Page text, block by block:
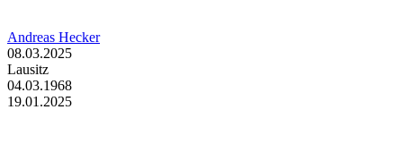
Andreas Hecker
08.03.2025
Lausitz
04.03.1968
19.01.2025